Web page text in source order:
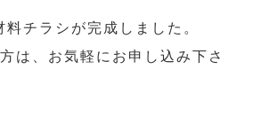
チラシが完成しました。
は、お気軽にお申し込み下さ